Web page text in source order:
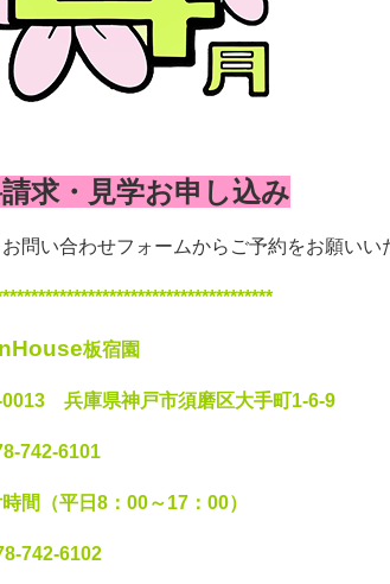
求・見学お申し込み
問い合わせフォームからご予約をお願いい
板宿園
0013 兵庫県神戸市須磨区大手町1-6-9
742-6101
間（平日8：00～17：00）
742-6102